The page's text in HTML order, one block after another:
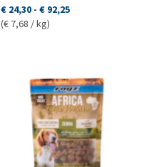
€ 24,30 - € 92,25
(€ 7,68 / kg)